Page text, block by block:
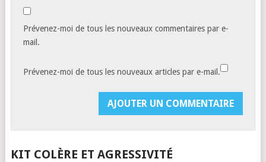
Prévenez-moi de tous les nouveaux commentaires par e-
mail.
Prévenez-moi de tous les nouveaux articles par e-mail.
KIT COLÈRE ET AGRESSIVITÉ